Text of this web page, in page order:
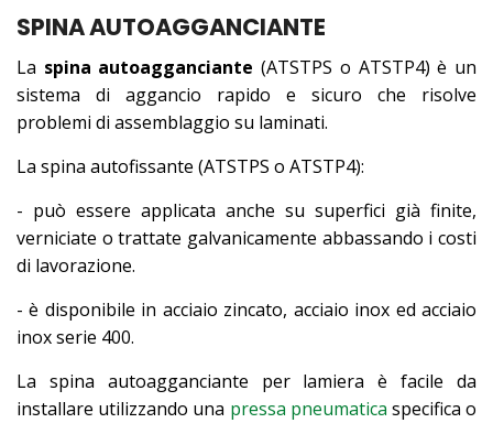
SPINA AUTOAGGANCIANTE
La spina autoagganciante(ATSTPS o ATSTP4) è un
sistema di aggancio rapido e sicuro che risolve
problemi di assemblaggio su laminati.
La spina autofissante (ATSTPS o ATSTP4):
- può essere applicata anche su superfici già finite,
verniciate o trattate galvanicamente abbassando i costi
di lavorazione.
- è disponibile in acciaio zincato, acciaio inox ed acciaio
inox serie 400.
La spina autoagganciante per lamiera è facile da
installare utilizzando una pressa pneumatica specifica o